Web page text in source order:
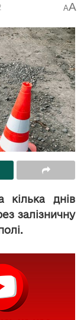
AA
кілька днів
залізничну